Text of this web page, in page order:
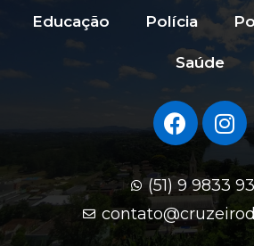
Educação Polícia
Saúde
(51) 9 9833